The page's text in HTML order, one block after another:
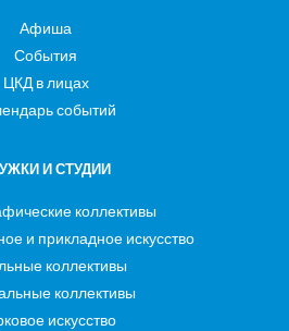
Афиша
События
ЦКД в лицах
событий
И СТУДИИ
коллективы
и прикладное искусство
коллективы
коллективы
искусство